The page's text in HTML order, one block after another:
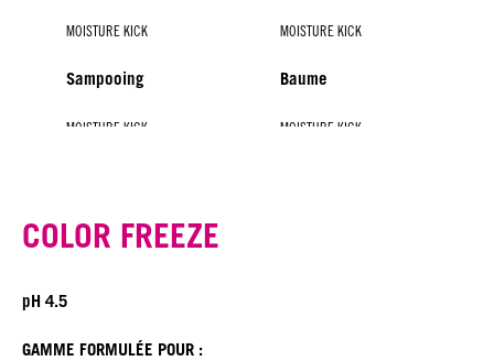
MOISTURE KICK
Sampooing
MOISTURE KICK
Baume
MOISTURE KICK MOISTURE KICK
COLOR FREEZE
pH 4.5
GAMME FORMULÉE POUR :